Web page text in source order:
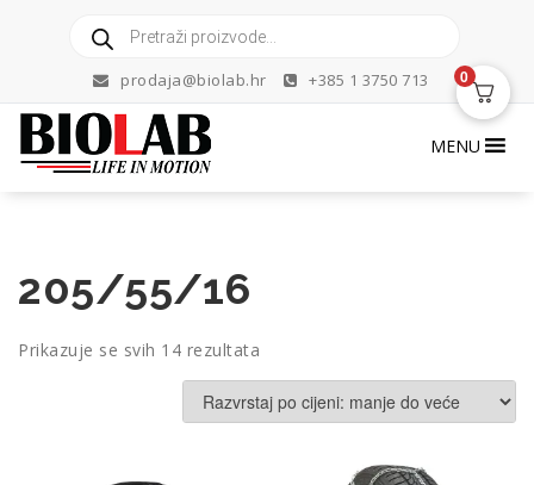
search
prodaja@biolab.hr +385 1 3750 713
MENU
205/55/16
Prikazuje se svih 14 rezultata
po
cijeni:
od
0